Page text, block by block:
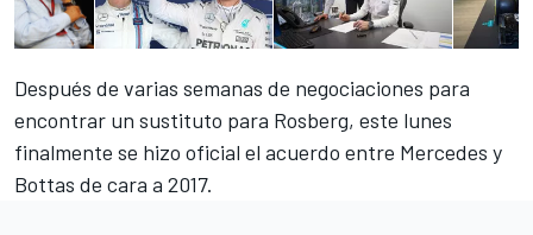
Después de varias semanas de negociaciones para
encontrar un sustituto para Rosberg, este lunes
finalmente se hizo oficial el acuerdo entre Mercedes y
Bottas de cara a 2017.